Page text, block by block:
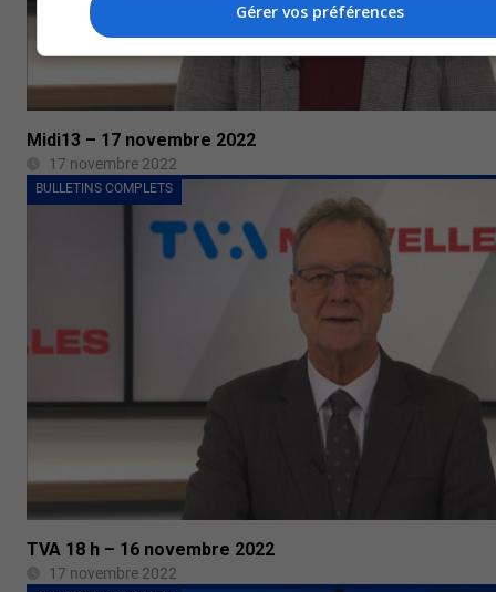
Midi13 – 17 novembre 2022
17 novembre 2022
BULLETINS COMPLETS
TVA 18 h – 16 novembre 2022
17 novembre 2022
Gérer vos préférences